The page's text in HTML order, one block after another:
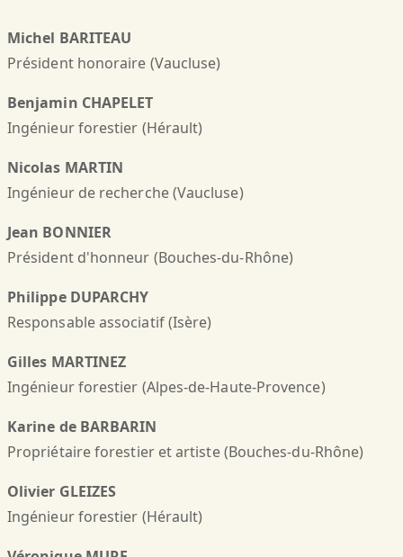
Michel BARITEAU
Président honoraire (Vaucluse)
Benjamin CHAPELET
Ingénieur forestier (Hérault)
Nicolas MARTIN
Ingénieur de recherche (Vaucluse)
Jean BONNIER
Président d'honneur (Bouches-du-Rhône)
Philippe DUPARCHY
Responsable associatif (Isère)
Gilles MARTINEZ
Ingénieur forestier (Alpes-de-Haute-Provence)
Karine de BARBARIN
Propriétaire forestier et artiste (Bouches-du-Rhône)
Olivier GLEIZES
Ingénieur forestier (Hérault)